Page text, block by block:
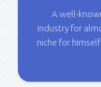
A well-
industry for
niche for